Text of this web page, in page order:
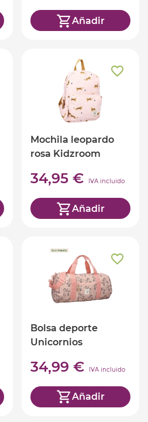
Añadir
Mochila leopardo
rosa Kidzroom
34,95 € IVA incluido
Añadir
Bolsa deporte
Unicornios
34,99 € IVA incluido
Añadir